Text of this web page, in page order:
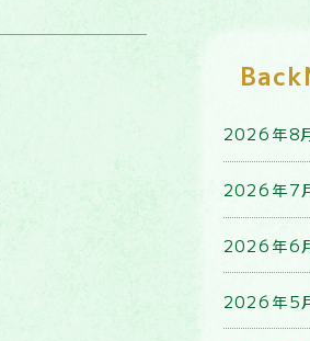
2026年8
2026年7
2026年6
2026年5